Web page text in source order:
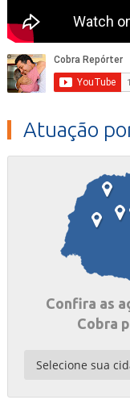
Atuação
Confira as
Cobra